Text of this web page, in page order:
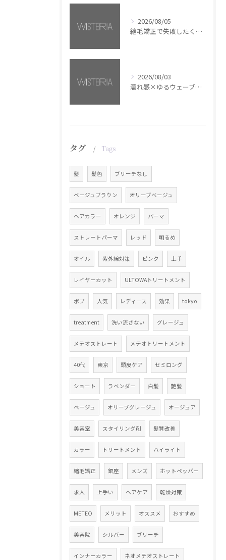
2026/08/05
縮毛矯正で失敗したくない方へ【銀座・美容室WISTERIA】
2026/08/03
濡れ感×ゆるウェーブミディアム【銀座・美容室WISTERIA】
タグ Tags
髪 髪色 ブリーチなし
ベージュブラウン オリーブベージュ
ヘアカラー オレンジ パーマ
ストレートパーマ レッド 明るめ
オイル 紫外線対策 ピンク 上手
レイヤーカット ULTOWAトリートメント
ボブ 人気 レディース 効果 tokyo
treatment 洗い流さない グレージュ
メテオストレート メテオトリートメント
40代 東京 頭皮ケア セミロング
ショート ラベンダー 白髪 艶髪
ベージュ オリーブグレージュ オージュア
美容室 スタイリング剤 髪質改善
カラー トリートメント ハイライト
縮毛矯正 銀座 メンズ ホットペッパー
求人 上手い ヘアケア 乾燥対策
METEO メリット オススメ おすすめ
美容院 シルバー ブリーチ
インナーカラー ネオメテオストレート